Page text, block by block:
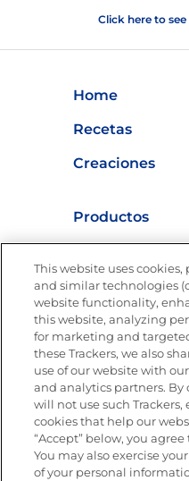
Click here to
Home
Recetas
Creaciones
Productos
Nutrición
Únete a
Recibe Nuevas
Email
This website uses
and similar technologies
website functionality,
this website, analyzing
for marketing and
these Trackers, we also
use of our website with
and analytics partners. By
will not use such
cookies that help our
“Accept” below, you
You may also exercise
of your personal